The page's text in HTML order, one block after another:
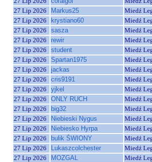
27 Lip 2026
Markus25
Miedź
27 Lip 2026
krystiano60
Miedź
27 Lip 2026
sasza
Miedź
27 Lip 2026
rewir
Miedź
27 Lip 2026
student
Miedź
27 Lip 2026
Spartan1975
Miedź
27 Lip 2026
jackas
Miedź
27 Lip 2026
cris9191
Miedź
27 Lip 2026
yjkel
Miedź
27 Lip 2026
ONLY RUCH
Miedź
27 Lip 2026
big32
Miedź
27 Lip 2026
Niebieski Nygus
Miedź
27 Lip 2026
Niebiesko Hyrpa
Miedź
27 Lip 2026
bulik ŚWIONY
Miedź
27 Lip 2026
Lukaszcolchester
Miedź
27 Lip 2026
MOZGAL
Miedź